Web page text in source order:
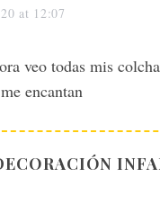
at 12:07
veo todas mis
encantan